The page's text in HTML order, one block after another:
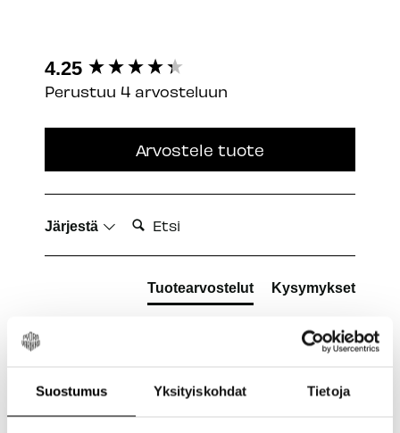
Suostumus Yksityiskohdat Tietoja
4.25
Perustuu 4 arvosteluun
Arvostele tuote
Järjestä Etsi:
Tuotearvostelut Kysymykset
New content loaded